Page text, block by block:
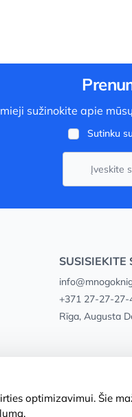
sužinokite apie
Sutinku su
SUSISIEKITE
+371 27-27-27-
Rīga, Augusta
optimizavimui. Šie